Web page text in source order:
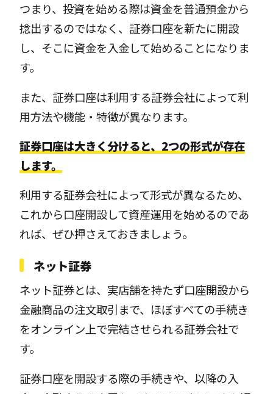
つまり、投資を始める際は資金を普通預金から
捻出するのではなく、証券口座を新たに開設
し、そこに資金を入金して始めることになりま
す。
また、証券口座は利用する証券会社によって利
用方法や機能・特徴が異なります。
証券口座は大きく分けると、2つの形式が存在
します。
利用する証券会社によって形式が異なるため、
これから口座開設して資産運用を始めるのであ
れば、ぜひ押さえておきましょう。
ネット証券
ネット証券とは、実店舗を持たず口座開設から
金融商品の注文取引まで、ほぼすべての手続き
をオンライン上で完結させられる証券会社で
す。
証券口座を開設する際の手続きや、以降の入